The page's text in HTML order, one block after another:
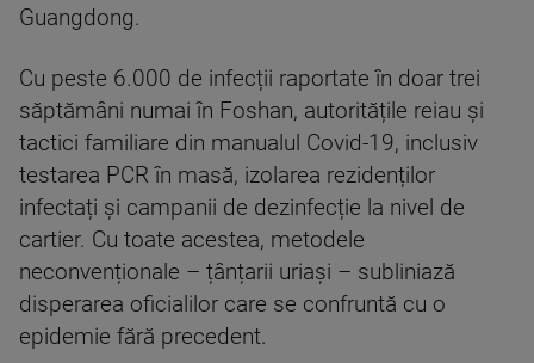
Guangdong.
Cu peste 6.000 de infecții raportate în doar trei
săptămâni numai în Foshan, autoritățile reiau și
tactici familiare din manualul Covid-19, inclusiv
testarea PCR în masă, izolarea rezidenților
infectați și campanii de dezinfecție la nivel de
cartier. Cu toate acestea, metodele
neconvenționale – țânțarii uriași – subliniază
disperarea oficialilor care se confruntă cu o
epidemie fără precedent.